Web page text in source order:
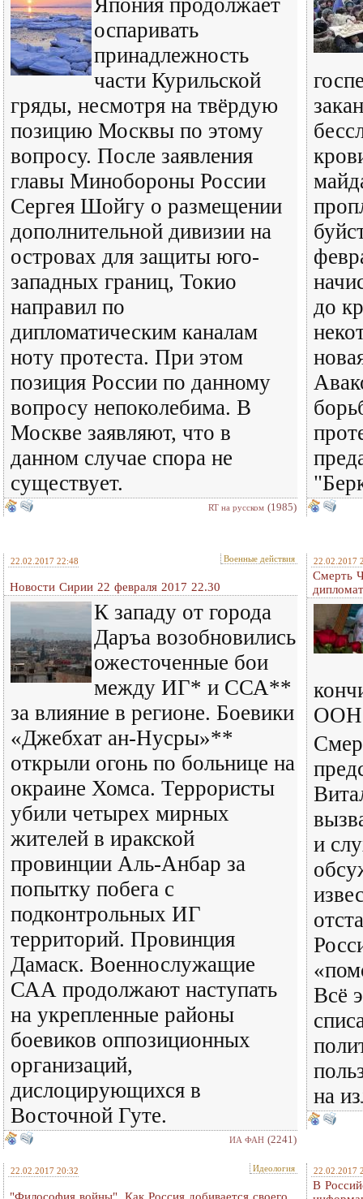
Япония продолжает
оспаривать
принадлежность
части Курильской
гряды, несмотря на твёрдую
позицию Москвы по этому
вопросу. После заявления
главы Минобороны России
Сергея Шойгу о размещении
дополнительной дивизии на
островах для защиты юго-
западных границ, Токио
направил по
дипломатическим каналам
ноту протеста. При этом
позиция России по данному
вопросу непоколебима. В
Москве заявляют, что в
данном случае спора не
существует.
RT на русском (1985)
до
22.02.2017 22:48 Военные действия
Новости Сирии 22 февраля 2017 22.30
К западу от города
Даръа возобновились
ожесточенные бои
между ИГ* и ССА**
за влияние в регионе. Боевики
«Джебхат ан-Нусры»**
открыли огонь по больнице на
окраине Хомса. Террористы
убили четырех мирных
жителей в иракской
провинции Аль-Анбар за
попытку побега с
подконтрольных ИГ
территорий. Провинция
Дамаск. Военнослужащие
САА продолжают наступать
на укрепленные районы
боевиков оппозиционных
организаций,
дислоцирующихся в
Восточной Гуте.
ИА ФАН (2241)
22.02.2017
Смерть
ООН
и
Всё
на
22.02.2017 20:32 Идеология 22.02.2017
В